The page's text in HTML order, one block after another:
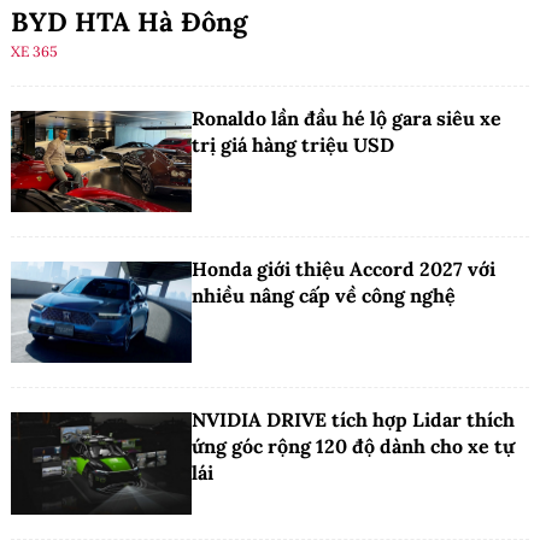
BYD HTA Hà Đông
XE 365
Ronaldo lần đầu hé lộ gara siêu xe
trị giá hàng triệu USD
Honda giới thiệu Accord 2027 với
nhiều nâng cấp về công nghệ
NVIDIA DRIVE tích hợp Lidar thích
ứng góc rộng 120 độ dành cho xe tự
lái